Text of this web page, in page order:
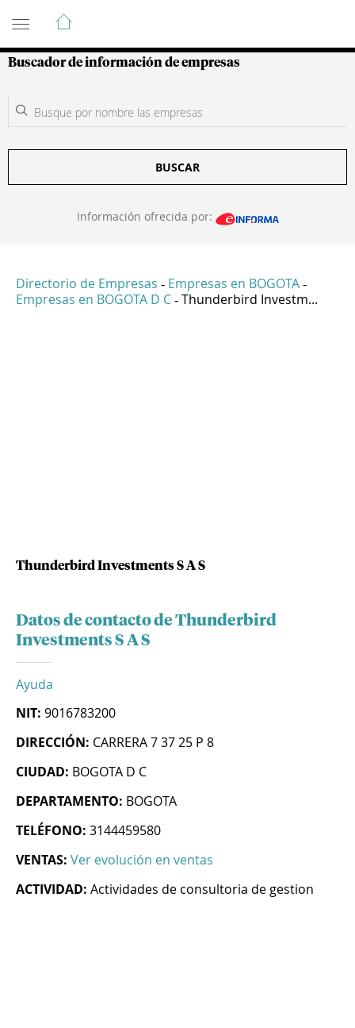
Guía de Empresas Colombianas
Buscador de información de empresas
BUSCAR
Información ofrecida por:
Directorio de Empresas - Empresas en BOGOTA -
Empresas en BOGOTA D C - Thunderbird Investm...
Thunderbird Investments S A S
Datos de contacto de Thunderbird
Investments S A S
Ayuda
NIT: 9016783200
DIRECCIÓN: CARRERA 7 37 25 P 8
CIUDAD: BOGOTA D C
DEPARTAMENTO: BOGOTA
TELÉFONO: 3144459580
VENTAS: Ver evolución en ventas
ACTIVIDAD: Actividades de consultoria de gestion